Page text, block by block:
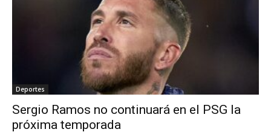
Deportes
Sergio Ramos no continuará en el PSG la
próxima temporada